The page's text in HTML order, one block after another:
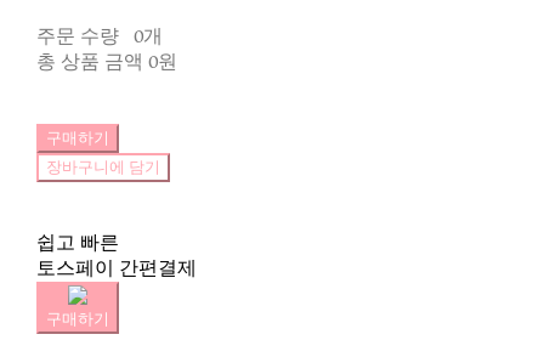
주문 수량
0개
총 상품 금액 0원
구매하기
장바구니에 담기
쉽고 빠른
토스페이 간편결제
구매하기